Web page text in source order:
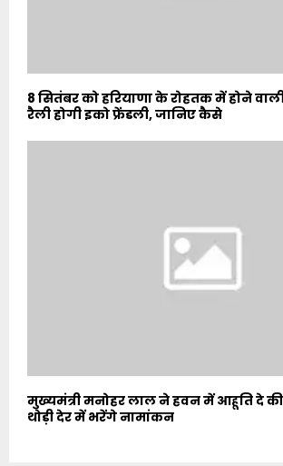
8 सितंबर को हरियाणा के रोहतक में होने
रैली होगी इको फ्रेंडली, जानिए कैसे
मुख्यमंत्री मनोहर लाल ने हवन में आहूति दे
थोड़ी देर में भरेंगे नामांकन